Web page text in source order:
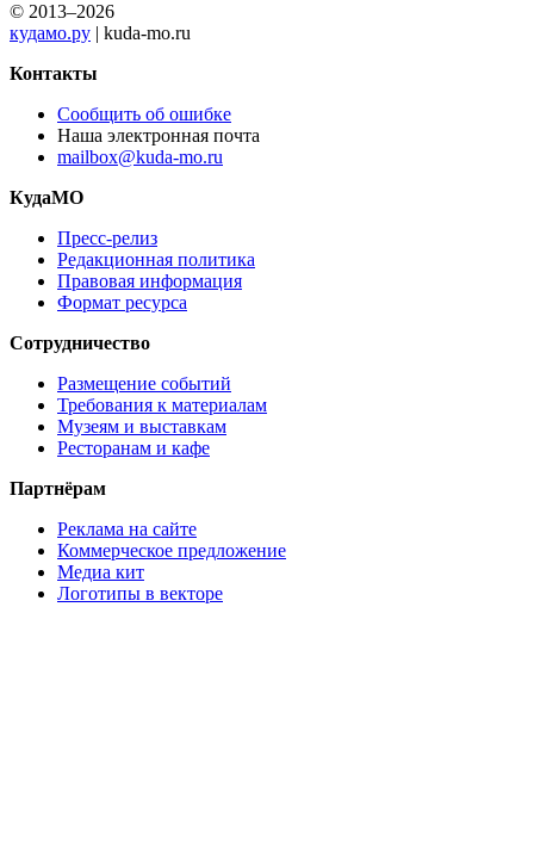
© 2013–2026
кудамо.ру | kuda-mo.ru
Контакты
Сообщить об ошибке
Наша электронная почта
mailbox@kuda-mo.ru
КудаМО
Пресс-релиз
Редакционная политика
Правовая информация
Формат ресурса
Сотрудничество
Размещение событий
Требования к материалам
Музеям и выставкам
Ресторанам и кафе
Партнёрам
Реклама на сайте
Коммерческое предложение
Медиа кит
Логотипы в векторе